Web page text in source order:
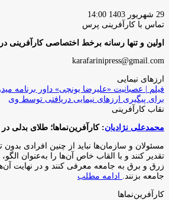
29 شهریور 1403 14:00
تماس با کارآفرینی پرس
اولین و تنها رسانه برخط اختصاصی کارآفرینی
karafarinipress@gmail.com
ارزهای نیمایی
فیلم | عصبانیت «علیرضا یونچی» داور برنامه
برای پیگیری ارزهای نیمایی دریافتی توسط وی
نقاب کارآفرینی
محمدعلی نژادیان: کارآفرین‌نماها؛ طلای بدلی
مسئولان و سازمان‌ها نباید از چنین افرادی
تقدیر کنند و با القاب خاص آ‌ن‌ها را به‌عنوان
زرق و برق به جامعه معرفی کنند و در نهایت آن‌ها
جامعه بزنند.
ادامه مطلب
کارآفرین‌نماها